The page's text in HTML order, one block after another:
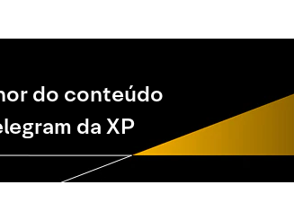
do conteúdo
da XP